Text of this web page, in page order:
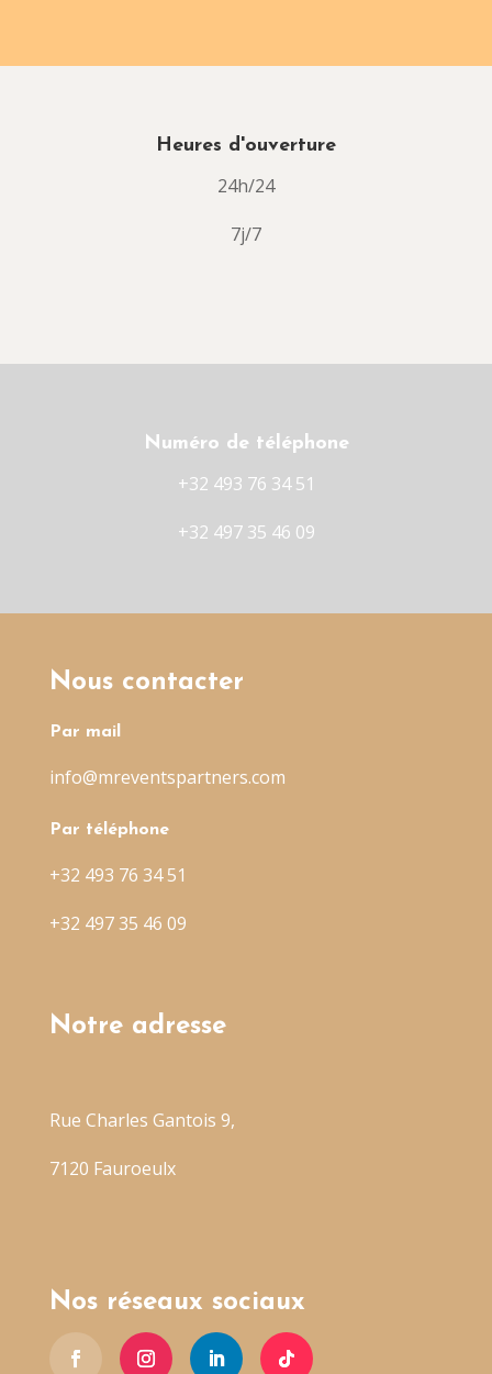
Heures d'ouverture
24h/24
7j/7
Numéro de téléphone
+32 493 76 34 51
+32 497 35 46 09
Nous contacter
Par mail
info@mreventspartners.com
Par téléphone
+32 493 76 34 51
+32 497 35 46 09
Notre adresse
Rue Charles Gantois 9,
7120 Fauroeulx
Nos réseaux sociaux